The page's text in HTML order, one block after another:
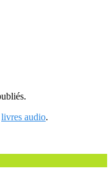
livres audio.